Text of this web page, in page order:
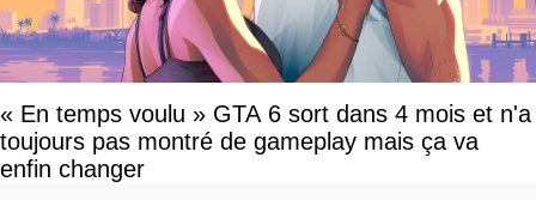
« En temps voulu » GTA 6 sort dans 4 mois et n'a
toujours pas montré de gameplay mais ça va
enfin changer